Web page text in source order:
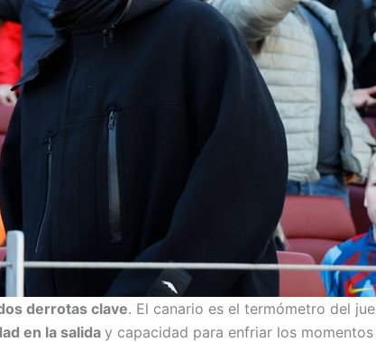
derrotas clave. El canario es el termómetro del
en la salida y capacidad para enfriar los momentos